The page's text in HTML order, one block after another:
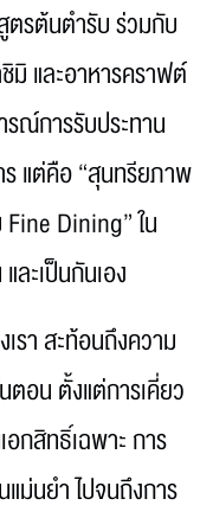
ตรต้นตำรับ ร่วมกับ
และอาหารคราฟต์
ณ์การรับประทาน
ร แต่คือ “สุนทรียภาพ
Dining” ใน
ละเป็นกันเอง
รา สะท้อนถึงความ
ตอน ตั้งแต่การเคี่ยว
กสิทธิ์เฉพาะ การ
ม่นยำ ไปจนถึงการ